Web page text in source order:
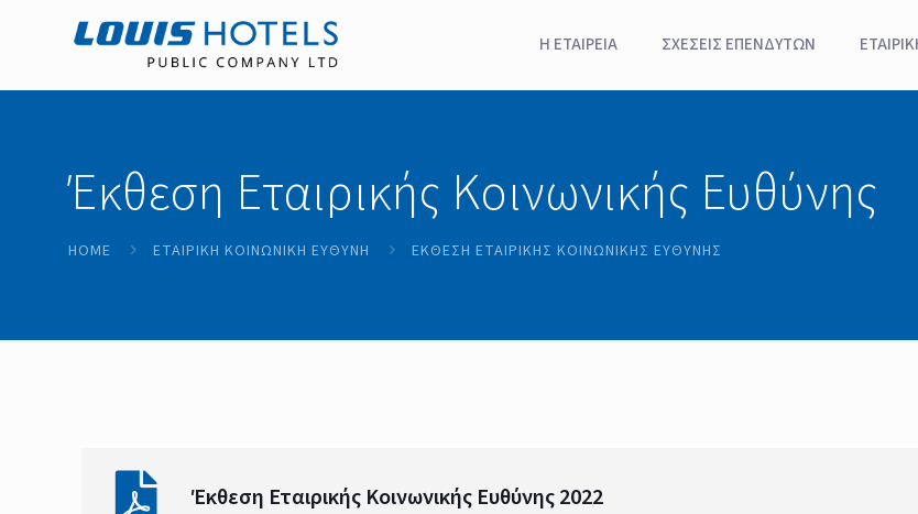
Η ΕΤΑΙΡΕΙΑ ΣΧΈΣΕΙΣ ΕΠΕΝΔΥΤΏΝ
Έκθεση Εταιρικής Κοινωνικής Ευθύνης
HOME ΕΤΑΙΡΙΚΗ ΚΟΙΝΩΝΙΚΗ ΕΥΘΥΝΗ ΈΚΘΕΣΗ ΕΤΑΙΡΙΚΉΣ ΚΟΙΝΩΝΙΚΉΣ ΕΥΘΎΝΗΣ
Έκθεση Εταιρικής Κοινωνικής Ευθύνης 2022